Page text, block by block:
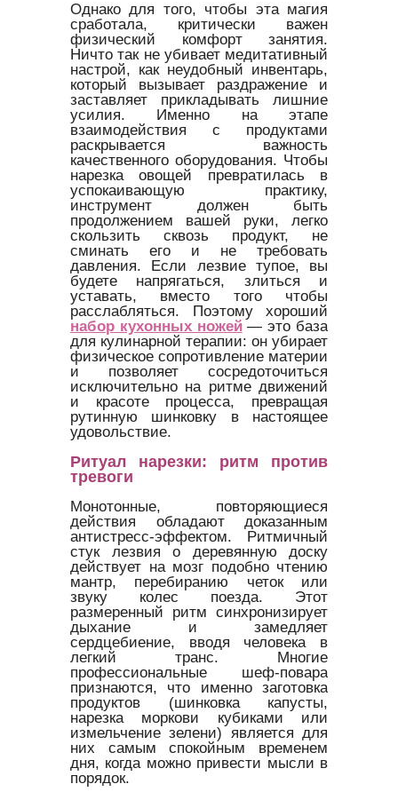
Однако для того, чтобы эта магия
сработала, критически важен
физический комфорт занятия.
Ничто так не убивает медитативный
настрой, как неудобный инвентарь,
который вызывает раздражение и
заставляет прикладывать лишние
усилия. Именно на этапе
взаимодействия с продуктами
раскрывается важность
качественного оборудования. Чтобы
нарезка овощей превратилась в
успокаивающую практику,
инструмент должен быть
продолжением вашей руки, легко
скользить сквозь продукт, не
сминать его и не требовать
давления. Если лезвие тупое, вы
будете напрягаться, злиться и
уставать, вместо того чтобы
расслабляться. Поэтому хороший
набор кухонных ножей— это база
для кулинарной терапии: он убирает
физическое сопротивление материи
и позволяет сосредоточиться
исключительно на ритме движений
и красоте процесса, превращая
рутинную шинковку в настоящее
удовольствие.
Ритуал нарезки: ритм против
тревоги
Монотонные, повторяющиеся
действия обладают доказанным
антистресс-эффектом. Ритмичный
стук лезвия о деревянную доску
действует на мозг подобно чтению
мантр, перебиранию четок или
звуку колес поезда. Этот
размеренный ритм синхронизирует
дыхание и замедляет
сердцебиение, вводя человека в
легкий транс. Многие
профессиональные шеф-повара
признаются, что именно заготовка
продуктов (шинковка капусты,
нарезка моркови кубиками или
измельчение зелени) является для
них самым спокойным временем
дня, когда можно привести мысли в
порядок.